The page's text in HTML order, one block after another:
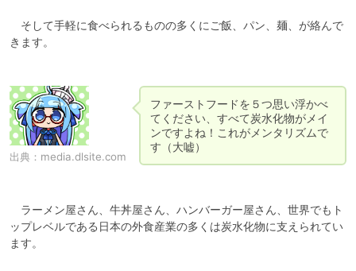
そして手軽に食べられるものの多くにご飯、パン、麺、が絡んで
きます。
出典： media.dlsite.com
ファーストフードを５つ思い浮かべ
てください、すべて炭水化物がメイ
ンですよね！これがメンタリズムで
す（大嘘）
ラーメン屋さん、牛丼屋さん、ハンバーガー屋さん、世界でもト
ップレベルである日本の外食産業の多くは炭水化物に支えられてい
ます。